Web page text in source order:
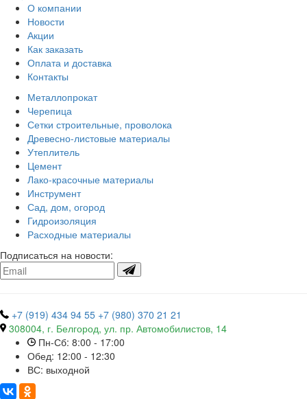
О компании
Новости
Акции
Как заказать
Оплата и доставка
Контакты
Металлопрокат
Черепица
Сетки строительные, проволока
Древесно-листовые материалы
Утеплитель
Цемент
Лако-красочные материалы
Инструмент
Сад, дом, огород
Гидроизоляция
Расходные материалы
Подписаться на новости:
+7 (919) 434 94 55 +7 (980) 370 21 21
308004, г. Белгород, ул. пр. Автомобилистов, 14
Пн-Сб: 8:00 - 17:00
Обед: 12:00 - 12:30
ВС: выходной